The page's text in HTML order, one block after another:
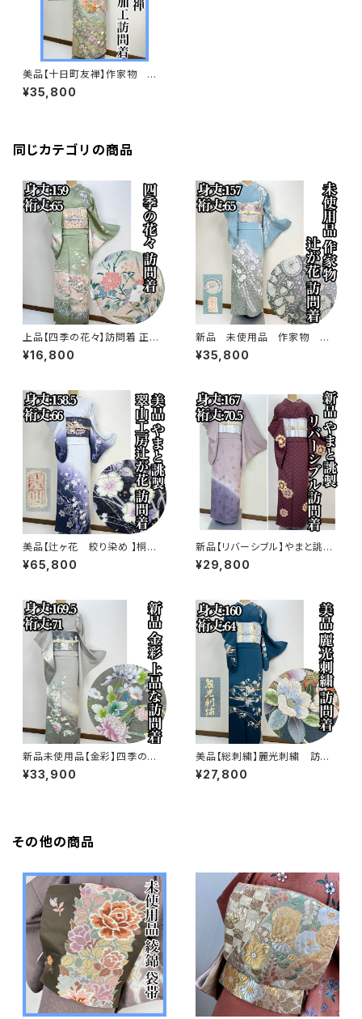
美品【十日町友禅】作家物 絞
り 本加工 訪問着 正絹 袷 s
606
¥35,800
同じカテゴリの商品
上品【四季の花々】訪問着 正絹
袷 s779
¥16,800
新品 未使用品 作家物 絞り
染め【辻ヶ花 】訪問着 正絹 袷 s
778
¥35,800
美品【辻ヶ花 絞り染め 】桐谷
翠山工房 訪問着 正絹 袷 s77
3
¥65,800
新品【リバーシブル】やまと誂
製 正絹 袷 訪問着s771
¥29,800
新品未使用品【金彩】四季の
花々 訪問着 正絹 袷 ガード加
工済s763
¥33,900
美品【総刺繍】麗光刺繍 訪問
着 正絹 袷 s761
¥27,800
その他の商品